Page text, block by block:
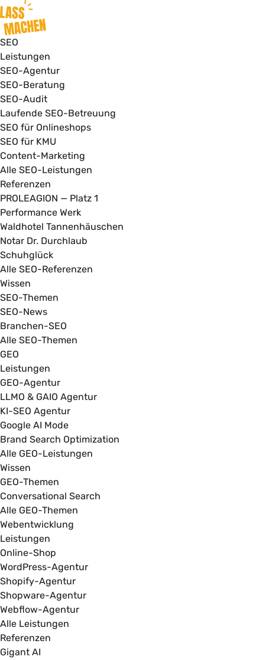
SEO
Leistungen
SEO-Agentur
SEO-Beratung
SEO-Audit
Laufende SEO-Betreuung
SEO für Onlineshops
SEO für KMU
Content-Marketing
Alle SEO-Leistungen
Referenzen
PROLEAGION — Platz 1
Performance Werk
Waldhotel Tannenhäuschen
Notar Dr. Durchlaub
Schuhglück
Alle SEO-Referenzen
Wissen
SEO-Themen
SEO-News
Branchen-SEO
Alle SEO-Themen
GEO
Leistungen
GEO-Agentur
LLMO & GAIO Agentur
KI-SEO Agentur
Google AI Mode
Brand Search Optimization
Alle GEO-Leistungen
Wissen
GEO-Themen
Conversational Search
Alle GEO-Themen
Webentwicklung
Leistungen
Online-Shop
WordPress-Agentur
Shopify-Agentur
Shopware-Agentur
Webflow-Agentur
Alle Leistungen
Referenzen
Gigant AI